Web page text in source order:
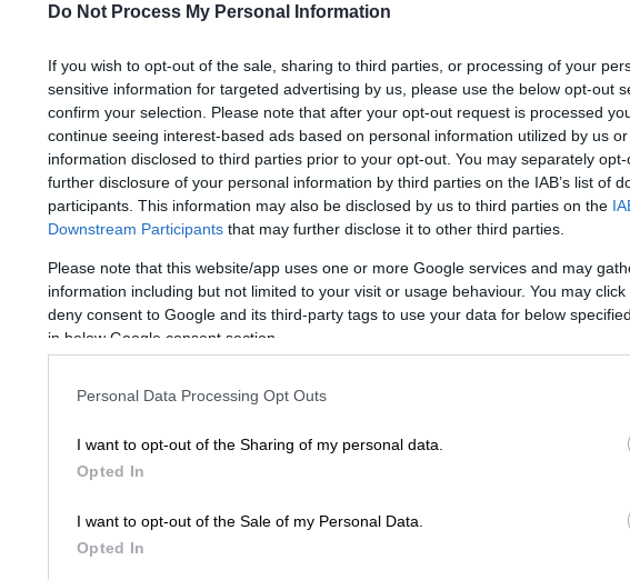
Do Not Process My Personal Information
If you wish to opt-out of the sale, sharing to third parties, or processing of your
sensitive information for targeted advertising by us, please use the below opt-out
confirm your selection. Please note that after your opt-out request is processed
continue seeing interest-based ads based on personal information utilized by us
information disclosed to third parties prior to your opt-out. You may separately
further disclosure of your personal information by third parties on the IAB’s list of
participants. This information may also be disclosed by us to third parties on the
Downstream Participants that may further disclose it to other third parties.
Please note that this website/app uses one or more Google services and may
information including but not limited to your visit or usage behaviour. You may
deny consent to Google and its third-party tags to use your data for below
in below Google consent section.
Personal Data Processing Opt Outs
I want to opt-out of the Sharing of my personal data.
Opted In
I want to opt-out of the Sale of my Personal Data.
Opted In
επιλογή τους στην ηγεσία
Κατά την διάσκεψη των προέδρων
της Βουλής απέσπασαν 14 ψήφους ο
καθένας
Άρειος Πάγος: Αυτή είναι η νέα
ηγεσία του Ανωτάτου
Δικαστηρίου
τη πρόταση του υπουργού
Δικαιοσύνης Κώστα Τσιάρα
Άρειος Πάγος